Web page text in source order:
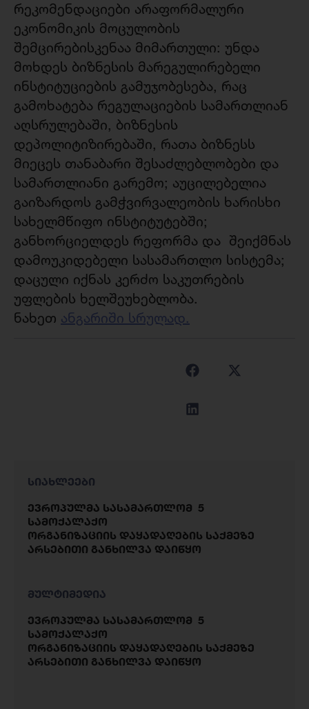
რეკომენდაციები არაფორმალური
ეკონომიკის მოცულობის
შემცირებისკენაა მიმართული: უნდა
მოხდეს ბიზნესის მარეგულირებელი
ინსტიტუციების გამუჯობესება, რაც
გამოხატება რეგულაციების სამართლიან
აღსრულებაში, ბიზნესის
დეპოლიტიზირებაში, რათა ბიზნესს
მიეცეს თანაბარი შესაძლებლობები და
სამართლიანი გარემო; აუცილებელია
გაიზარდოს გამჭვირვალეობის ხარისხი
სახელმწიფო ინსტიტუტებში;
განხორციელდეს რეფორმა და შეიქმნას
დამოუკიდებელი სასამართლო სისტემა;
დაცული იქნას კერძო საკუთრების
უფლების ხელშეუხებლობა.
ნახეთ ანგარიში სრულად.
სიახლეები
ევროპულმა სასამართლომ 5
სამოქალაქო
ორგანიზაციის დაყადაღების საქმეზე
არსებითი განხილვა დაიწყო
მულტიმედია
ევროპულმა სასამართლომ 5
სამოქალაქო
ორგანიზაციის დაყადაღების საქმეზე
არსებითი განხილვა დაიწყო